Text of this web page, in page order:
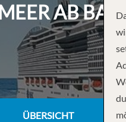
AB
ÜBERSICHT